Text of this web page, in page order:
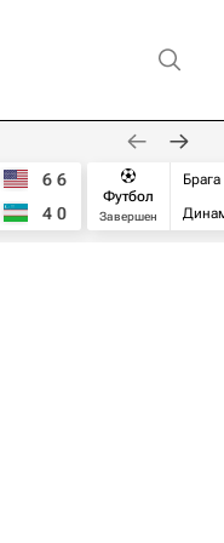
6 6
4 0
Футбол
Завершен
Брага